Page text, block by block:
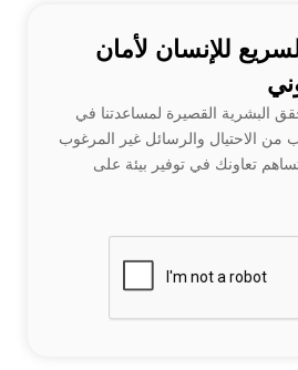
للإنسان لأمان
البشرية القصيرة لمساعدتنا في
من الاحتيال والرسائل غير المرغوب
تعاونك في توفير بيئة على